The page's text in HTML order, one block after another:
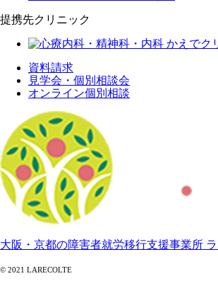
提携先クリニック
資料請求
見学会・個別相談会
オンライン個別相談
大阪・京都の障害者就労移行支援事業所
© 2021 LARECOLTE